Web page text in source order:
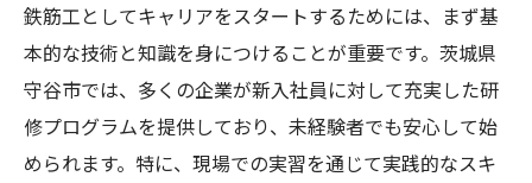
鉄筋工としてキャリアをスタートするためには、まず基
本的な技術と知識を身につけることが重要です。茨城県
守谷市では、多くの企業が新入社員に対して充実した研
修プログラムを提供しており、未経験者でも安心して始
められます。特に、現場での実習を通じて実践的なスキ